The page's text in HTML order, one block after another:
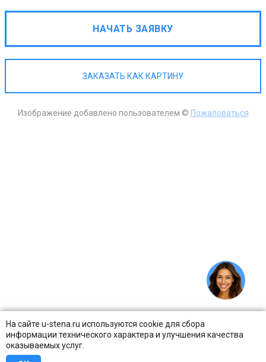
На сайте u-stena.ru используются cookie для сбора
информации технического характера и улучшения качества
оказываемых услуг.
НАЧАТЬ ЗАЯВКУ
ЗАКАЗАТЬ КАК КАРТИНУ
Изображение добавлено пользователем © Пожаловаться